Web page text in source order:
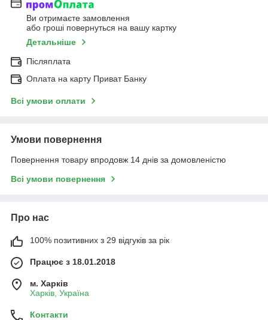
Ви отримаєте замовлення
або гроші повернуться на вашу картку
Детальніше
Післяплата
Оплата на карту Приват Банку
Всі умови оплати
Умови повернення
Повернення товару впродовж 14 днів за домовленістю
Всі умови повернення
Про нас
100% позитивних з 29 відгуків за рік
Працює з 18.01.2018
м. Харків
Харків, Україна
Контакти